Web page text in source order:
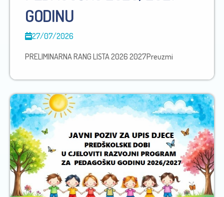
GODINU
27/07/2026
PRELIMINARNA RANG LISTA 2026 2027Preuzmi